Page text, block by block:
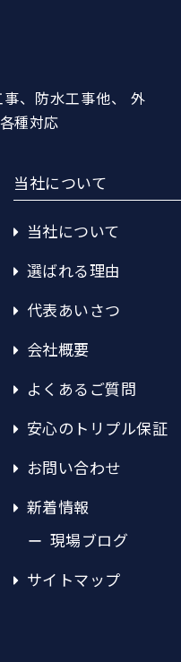
、防水工事他、 外
種対応
当社について
当社について
選ばれる理由
代表あいさつ
会社概要
よくあるご質問
安心のトリプル保証
お問い合わせ
新着情報
現場ブログ
サイトマップ